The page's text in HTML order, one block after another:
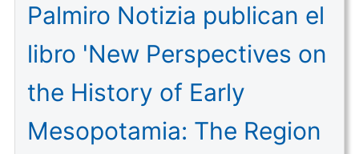
Palmiro Notizia publican el
libro 'New Perspectives on
the History of Early
Mesopotamia: The Region